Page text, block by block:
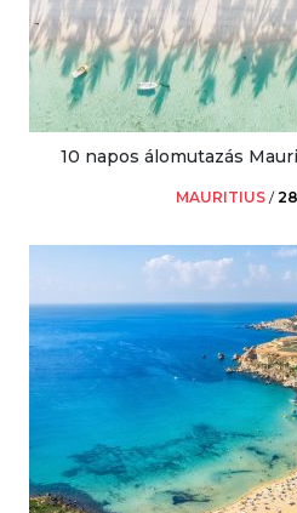
10 napos álomutazás
MAURITIUS /